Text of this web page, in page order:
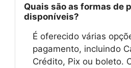
Quais são as formas de
disponíveis?
É oferecido várias
pagamento, incluindo
Crédito, Pix ou boleto.